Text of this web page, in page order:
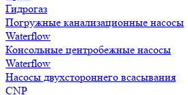
Гидрогаз
Погружные канализационные насосы
Waterflow
Консольные центробежные насосы
Waterflow
Насосы двухстороннего всасывания
CNP